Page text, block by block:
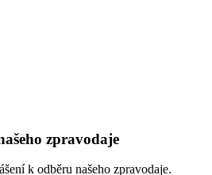
zpravodaje
k odběru našeho zpravodaje.